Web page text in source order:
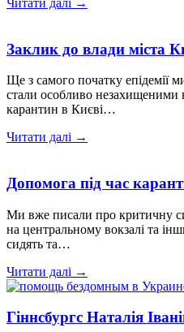
Заклик до влади міста
Ще з самого початку епідемії
стали особливо незахищеними
карантин в Києві…
Читати далі →
Допомога під час
Ми вже писали про критичну
на центральному вокзалі та
сидять та…
Читати далі →
Гіннсбургс Наталія